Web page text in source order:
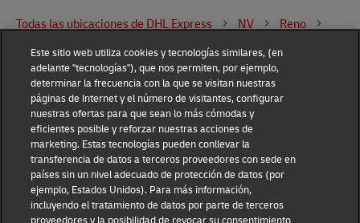
Todas las ubicaciones de DHL Express NV Reno
1395 Air Cargo Way
DHL Group
Fraud Awareness Legal Notice
Terms of Use Privacy Notice
Dispute Resolution Accessibility
Este sitio web utiliza cookies y tecnologías similares, (en
adelante "tecnologías"), que nos permiten, por ejemplo,
determinar la frecuencia con la que se visitan nuestras
páginas de Internet y el número de visitantes, configurar
nuestras ofertas para que sean lo más cómodas y
eficientes posible y reforzar nuestras acciones de
marketing. Estas tecnologías pueden conllevar la
transferencia de datos a terceros proveedores con sede en
países sin un nivel adecuado de protección de datos (por
ejemplo, Estados Unidos). Para más información,
incluyendo el tratamiento de datos por parte de terceros
proveedores y la posibilidad de revocar su consentimiento